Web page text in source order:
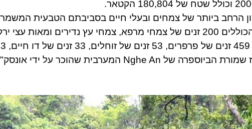
וכוללשטח של 180,804 הקטאר
.
הרחב ביותר של צמחים ובעלי חיים בסביבתם הטבעית
שלNghe An המערבית שהוכר על ידי אונסק"ו כשמורת ביוספרה עולמית בשנת 2007.